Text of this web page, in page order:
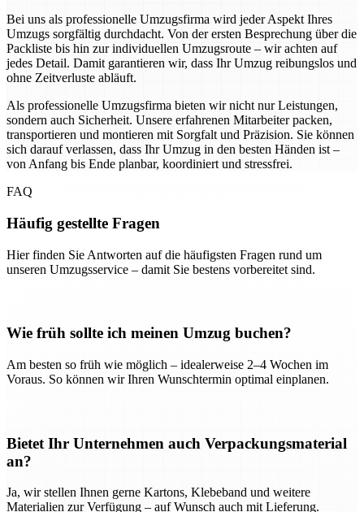
Bei uns als professionelle Umzugsfirma wird jeder Aspekt Ihres
Umzugs sorgfältig durchdacht. Von der ersten Besprechung über die
Packliste bis hin zur individuellen Umzugsroute – wir achten auf
jedes Detail. Damit garantieren wir, dass Ihr Umzug reibungslos und
ohne Zeitverluste abläuft.
Als professionelle Umzugsfirma bieten wir nicht nur Leistungen,
sondern auch Sicherheit. Unsere erfahrenen Mitarbeiter packen,
transportieren und montieren mit Sorgfalt und Präzision. Sie können
sich darauf verlassen, dass Ihr Umzug in den besten Händen ist –
von Anfang bis Ende planbar, koordiniert und stressfrei.
FAQ
Häufig gestellte Fragen
Hier finden Sie Antworten auf die häufigsten Fragen rund um
unseren Umzugsservice – damit Sie bestens vorbereitet sind.
Wie früh sollte ich meinen Umzug buchen?
Am besten so früh wie möglich – idealerweise 2–4 Wochen im
Voraus. So können wir Ihren Wunschtermin optimal einplanen.
Bietet Ihr Unternehmen auch Verpackungsmaterial
an?
Ja, wir stellen Ihnen gerne Kartons, Klebeband und weitere
Materialien zur Verfügung – auf Wunsch auch mit Lieferung.